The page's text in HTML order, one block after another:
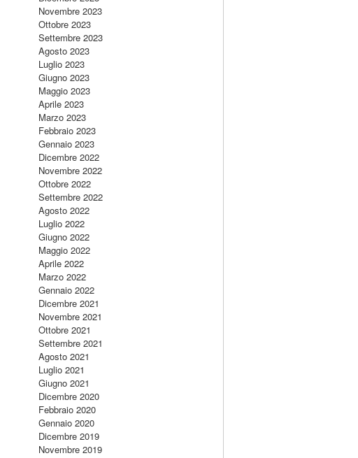
Novembre 2023
Ottobre 2023
Settembre 2023
Agosto 2023
Luglio 2023
Giugno 2023
Maggio 2023
Aprile 2023
Marzo 2023
Febbraio 2023
Gennaio 2023
Dicembre 2022
Novembre 2022
Ottobre 2022
Settembre 2022
Agosto 2022
Luglio 2022
Giugno 2022
Maggio 2022
Aprile 2022
Marzo 2022
Gennaio 2022
Dicembre 2021
Novembre 2021
Ottobre 2021
Settembre 2021
Agosto 2021
Luglio 2021
Giugno 2021
Dicembre 2020
Febbraio 2020
Gennaio 2020
Dicembre 2019
Novembre 2019